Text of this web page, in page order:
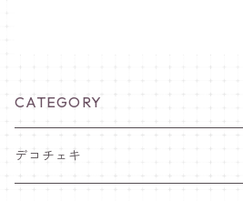
CATEGORY
デコチェキ